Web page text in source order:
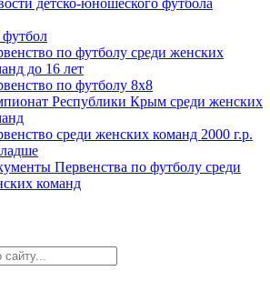
детско-юношеского футбола
по футболу среди женских
до 16 лет
по футболу 8х8
Республики Крым среди женских
среди женских команд 2000 г.р.
Первенства по футболу среди
команд